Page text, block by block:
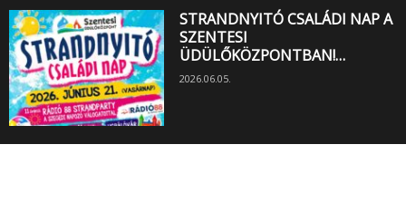
STRANDNYITÓ CSALÁDI NAP A
SZENTESI
ÜDÜLŐKÖZPONTBAN!…
2026.06.05.